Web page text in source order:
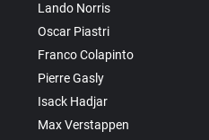
Lando Norris
Oscar Piastri
Franco Colapinto
Pierre Gasly
Isack Hadjar
Max Verstappen